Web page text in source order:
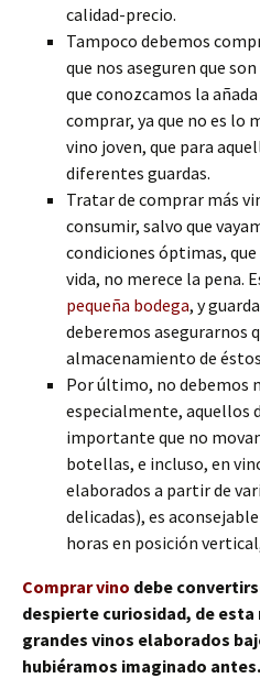
calidad-precio.
Tampoco debemos
que nos aseguren que
que conozcamos la
comprar, ya que no es lo
vino joven, que para
diferentes guardas.
Tratar de comprar más
consumir, salvo que
condiciones óptimas,
vida, no merece la pena.
pequeña bodega, y
deberemos asegurarnos
almacenamiento de
Por último, no debemos
especialmente, aquellos
importante que no
botellas, e incluso, en
elaborados a partir de
delicadas), es
horas en posición
Comprar vino debe
despierte curiosidad, de
grandes vinos elaborados
hubiéramos imaginado